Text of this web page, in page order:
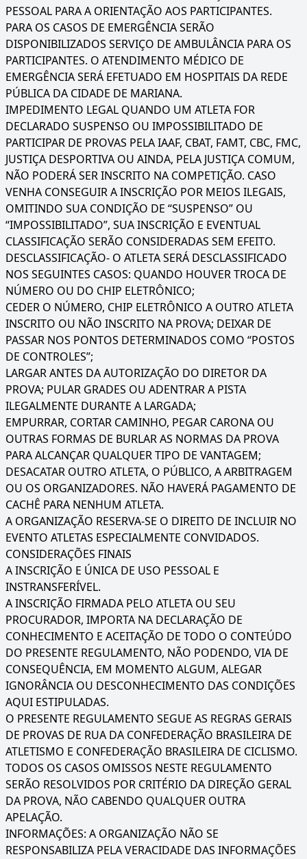
PESSOAL PARA A ORIENTAÇÃO AOS PARTICIPANTES.
PARA OS CASOS DE EMERGÊNCIA SERÃO
DISPONIBILIZADOS SERVIÇO DE AMBULÂNCIA PARA OS
PARTICIPANTES. O ATENDIMENTO MÉDICO DE
EMERGÊNCIA SERÁ EFETUADO EM HOSPITAIS DA REDE
PÚBLICA DA CIDADE DE MARIANA.
IMPEDIMENTO LEGAL QUANDO UM ATLETA FOR
DECLARADO SUSPENSO OU IMPOSSIBILITADO DE
PARTICIPAR DE PROVAS PELA IAAF, CBAT, FAMT, CBC, FMC,
JUSTIÇA DESPORTIVA OU AINDA, PELA JUSTIÇA COMUM,
NÃO PODERÁ SER INSCRITO NA COMPETIÇÃO. CASO
VENHA CONSEGUIR A INSCRIÇÃO POR MEIOS ILEGAIS,
OMITINDO SUA CONDIÇÃO DE “SUSPENSO” OU
“IMPOSSIBILITADO”, SUA INSCRIÇÃO E EVENTUAL
CLASSIFICAÇÃO SERÃO CONSIDERADAS SEM EFEITO.
DESCLASSIFICAÇÃO- O ATLETA SERÁ DESCLASSIFICADO
NOS SEGUINTES CASOS: QUANDO HOUVER TROCA DE
NÚMERO OU DO CHIP ELETRÔNICO;
CEDER O NÚMERO, CHIP ELETRÔNICO A OUTRO ATLETA
INSCRITO OU NÃO INSCRITO NA PROVA; DEIXAR DE
PASSAR NOS PONTOS DETERMINADOS COMO “POSTOS
DE CONTROLES”;
LARGAR ANTES DA AUTORIZAÇÃO DO DIRETOR DA
PROVA; PULAR GRADES OU ADENTRAR A PISTA
ILEGALMENTE DURANTE A LARGADA;
EMPURRAR, CORTAR CAMINHO, PEGAR CARONA OU
OUTRAS FORMAS DE BURLAR AS NORMAS DA PROVA
PARA ALCANÇAR QUALQUER TIPO DE VANTAGEM;
DESACATAR OUTRO ATLETA, O PÚBLICO, A ARBITRAGEM
OU OS ORGANIZADORES. NÃO HAVERÁ PAGAMENTO DE
CACHÊ PARA NENHUM ATLETA.
A ORGANIZAÇÃO RESERVA-SE O DIREITO DE INCLUIR NO
EVENTO ATLETAS ESPECIALMENTE CONVIDADOS.
CONSIDERAÇÕES FINAIS
A INSCRIÇÃO E ÚNICA DE USO PESSOAL E
INSTRANSFERÍVEL.
A INSCRIÇÃO FIRMADA PELO ATLETA OU SEU
PROCURADOR, IMPORTA NA DECLARAÇÃO DE
CONHECIMENTO E ACEITAÇÃO DE TODO O CONTEÚDO
DO PRESENTE REGULAMENTO, NÃO PODENDO, VIA DE
CONSEQUÊNCIA, EM MOMENTO ALGUM, ALEGAR
IGNORÂNCIA OU DESCONHECIMENTO DAS CONDIÇÕES
AQUI ESTIPULADAS.
O PRESENTE REGULAMENTO SEGUE AS REGRAS GERAIS
DE PROVAS DE RUA DA CONFEDERAÇÃO BRASILEIRA DE
ATLETISMO E CONFEDERAÇÃO BRASILEIRA DE CICLISMO.
TODOS OS CASOS OMISSOS NESTE REGULAMENTO
SERÃO RESOLVIDOS POR CRITÉRIO DA DIREÇÃO GERAL
DA PROVA, NÃO CABENDO QUALQUER OUTRA
APELAÇÃO.
INFORMAÇÕES: A ORGANIZAÇÃO NÃO SE
RESPONSABILIZA PELA VERACIDADE DAS INFORMAÇÕES